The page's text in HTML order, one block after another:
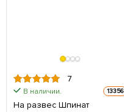
7
В наличии. 13356
На развес Шпинат